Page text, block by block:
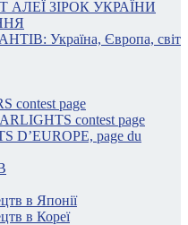
ЗІРОК УКРАЇНИ
Україна, Європа, світ
contest page
contest page
D’EUROPE, page du
в Японії
в Кореї